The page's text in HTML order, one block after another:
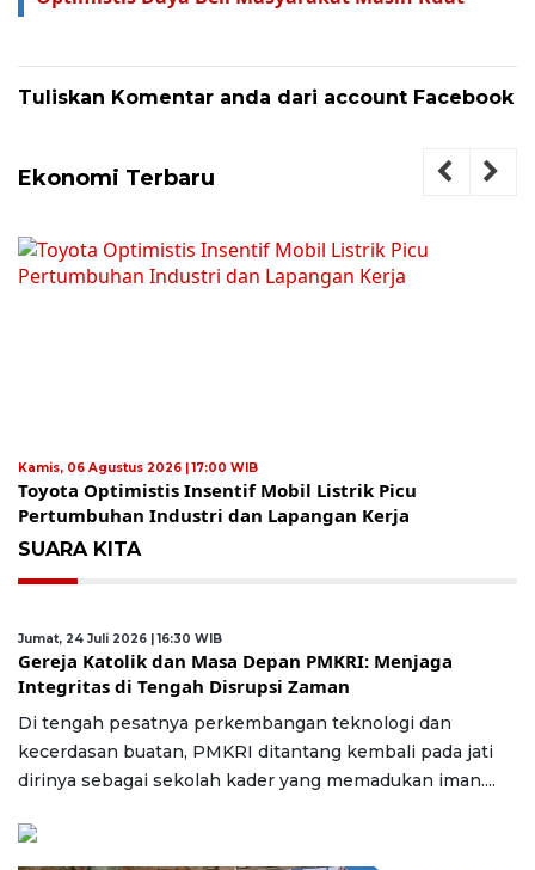
Tuliskan Komentar anda dari account Facebook
Ekonomi Terbaru
Kamis, 06 Agustus 2026 | 17:00 WIB
Toyota Optimistis Insentif Mobil Listrik Picu
Pertumbuhan Industri dan Lapangan Kerja
SUARA KITA
Jumat, 24 Juli 2026 | 16:30 WIB
Gereja Katolik dan Masa Depan PMKRI: Menjaga
Integritas di Tengah Disrupsi Zaman
Di tengah pesatnya perkembangan teknologi dan
kecerdasan buatan, PMKRI ditantang kembali pada jati
dirinya sebagai sekolah kader yang memadukan iman....